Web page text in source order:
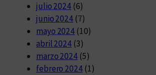
julio 2024 (6)
junio 2024 (7)
mayo 2024 (10)
abril 2024 (3)
marzo 2024 (5)
febrero 2024(1)